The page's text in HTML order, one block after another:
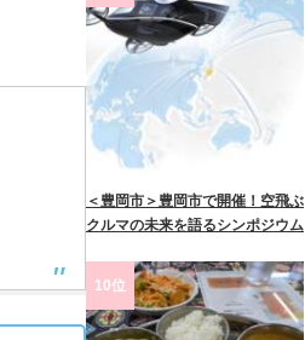
＜豊岡市＞豊岡市で開催！空飛ぶ
クルマの未来を語るシンポジウム
10位